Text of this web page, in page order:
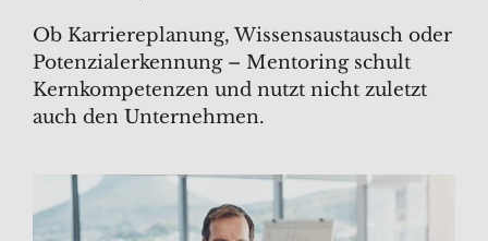
Ob Karriereplanung, Wissensaustausch oder
Potenzialerkennung – Mentoring schult
Kernkompetenzen und nutzt nicht zuletzt
auch den Unternehmen.